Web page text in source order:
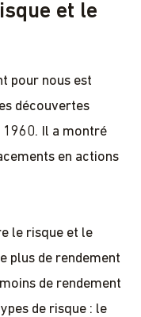
et le
pour nous est
découvertes
1960. Il a montré
en actions
le risque et le
plus de rendement
de rendement
de risque : le